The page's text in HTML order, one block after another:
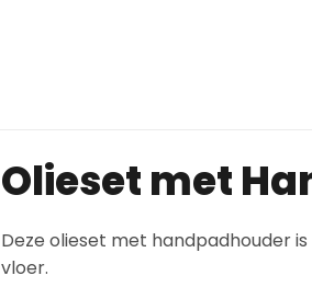
Olieset met
Deze olieset met handpadhouder
vloer.